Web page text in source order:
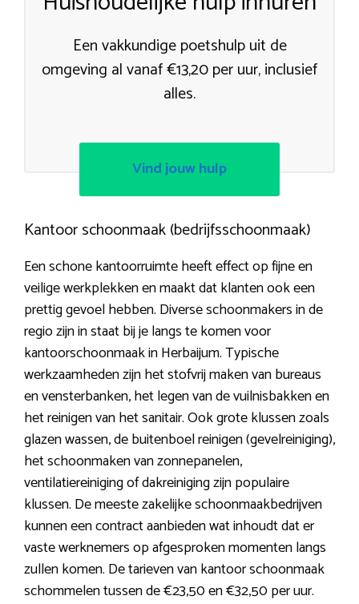
Een vakkundige poetshulp uit de
omgeving al vanaf €13,20 per uur, inclusief
alles.
Vind jouw hulp
Kantoor schoonmaak (bedrijfsschoonmaak)
Een schone kantoorruimte heeft effect op fijne en
veilige werkplekken en maakt dat klanten ook een
prettig gevoel hebben. Diverse schoonmakers in de
regio zijn in staat bij je langs te komen voor
kantoorschoonmaak in Herbaijum. Typische
werkzaamheden zijn het stofvrij maken van bureaus
en vensterbanken, het legen van de vuilnisbakken en
het reinigen van het sanitair. Ook grote klussen zoals
glazen wassen, de buitenboel reinigen (gevelreiniging),
het schoonmaken van zonnepanelen,
ventilatiereiniging of dakreiniging zijn populaire
klussen. De meeste zakelijke schoonmaakbedrijven
kunnen een contract aanbieden wat inhoudt dat er
vaste werknemers op afgesproken momenten langs
zullen komen. De tarieven van kantoor schoonmaak
schommelen tussen de €23,50 en €32,50 per uur.